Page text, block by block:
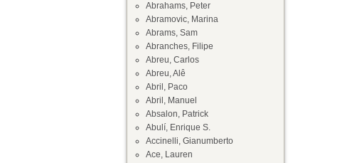
Abrahams, Peter
Abramovic, Marina
Abrams, Sam
Abranches, Filipe
Abreu, Carlos
Abreu, Alê
Abril, Paco
Abril, Manuel
Absalon, Patrick
Abulí, Enrique S.
Accinelli, Gianumberto
Ace, Lauren